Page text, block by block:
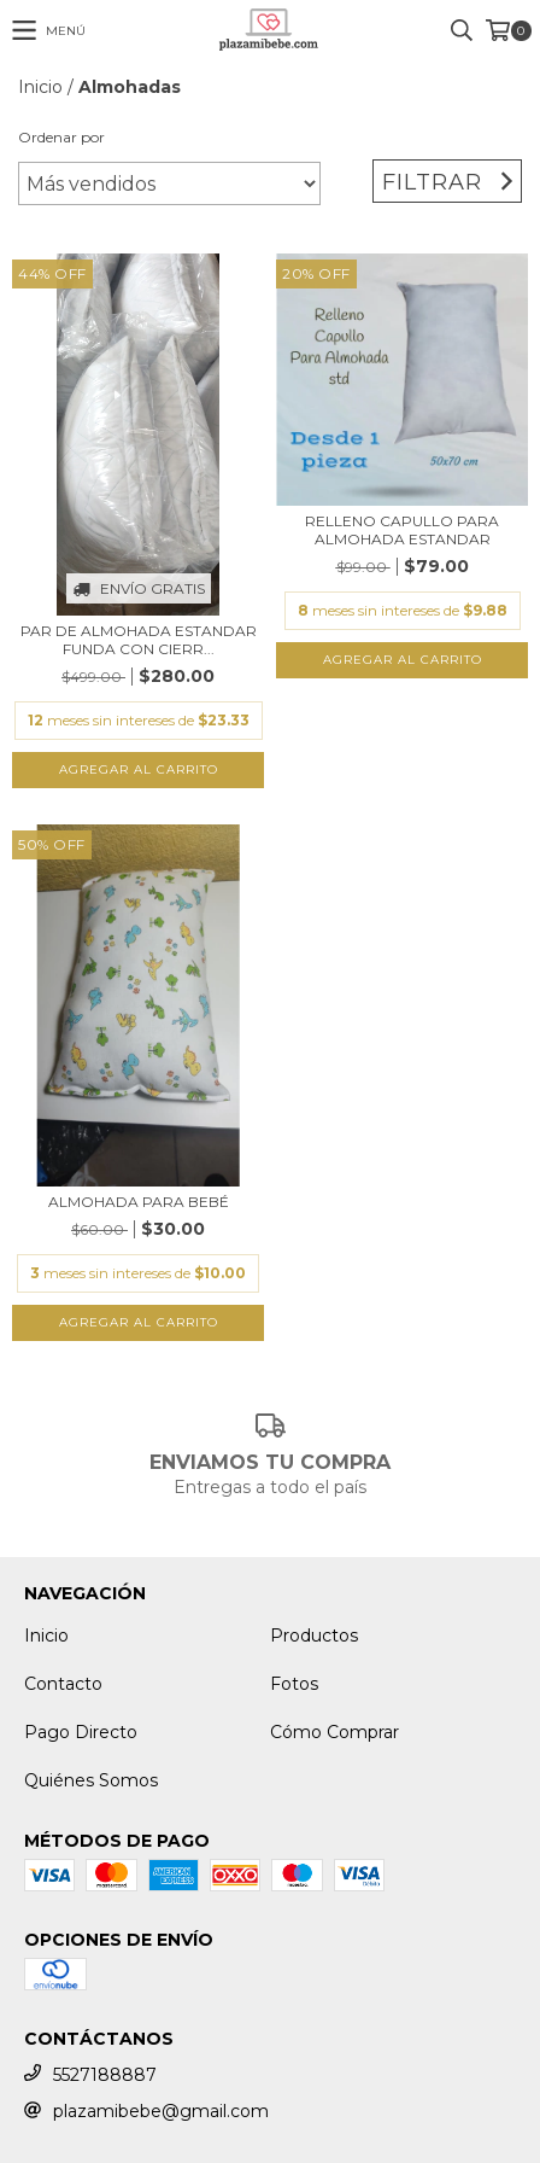
MENÚ 0
Inicio / Almohadas
Ordenar por
FILTRAR
44% OFF
ENVÍO GRATIS
PAR DE ALMOHADA ESTANDAR
FUNDA CON CIERR...
$499.00
$280.00
12 meses sin intereses de $23.33
20% OFF
RELLENO CAPULLO PARA
ALMOHADA ESTANDAR
$99.00
$79.00
8 meses sin intereses de $9.88
50% OFF
ALMOHADA PARA BEBÉ
$60.00
$30.00
3 meses sin intereses de $10.00
ENVIAMOS TU COMPRA
Entregas a todo el país
NAVEGACIÓN
Inicio
Productos
Contacto Fotos
Pago Directo Cómo Comprar
Quiénes Somos
MÉTODOS DE PAGO
OPCIONES DE ENVÍO
CONTÁCTANOS
5527188887
plazamibebe@gmail.com